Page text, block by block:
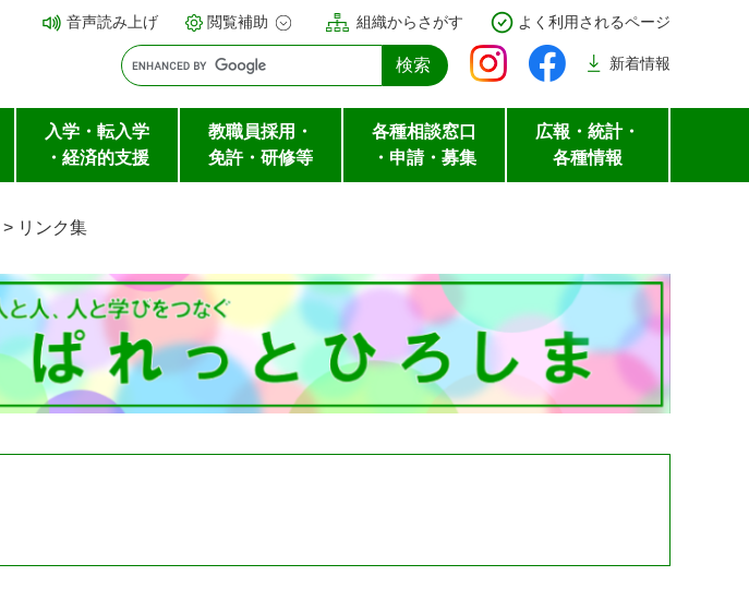
音声読み上げ 閲覧補助 組織からさがす よく利用されるページ
新着情報
入学・転入学
・経済的支援
教職員採用・
免許・研修等
各種相談窓口
・申請・募集
広報・統計・
各種情報
> リンク集